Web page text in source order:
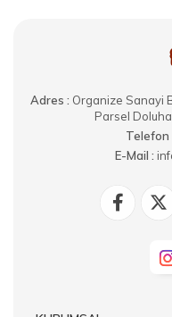
Adres : Organize Sanayi
Parsel
Telefon
E-Mail :